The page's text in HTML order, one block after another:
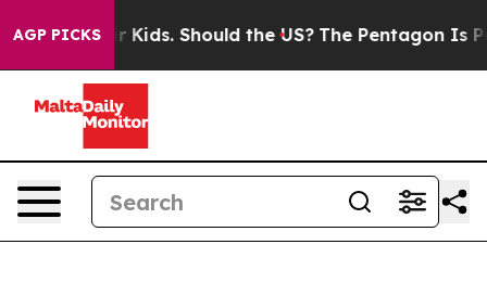
AGP PICKS
Their Kids. Should the US? The Pentagon Is